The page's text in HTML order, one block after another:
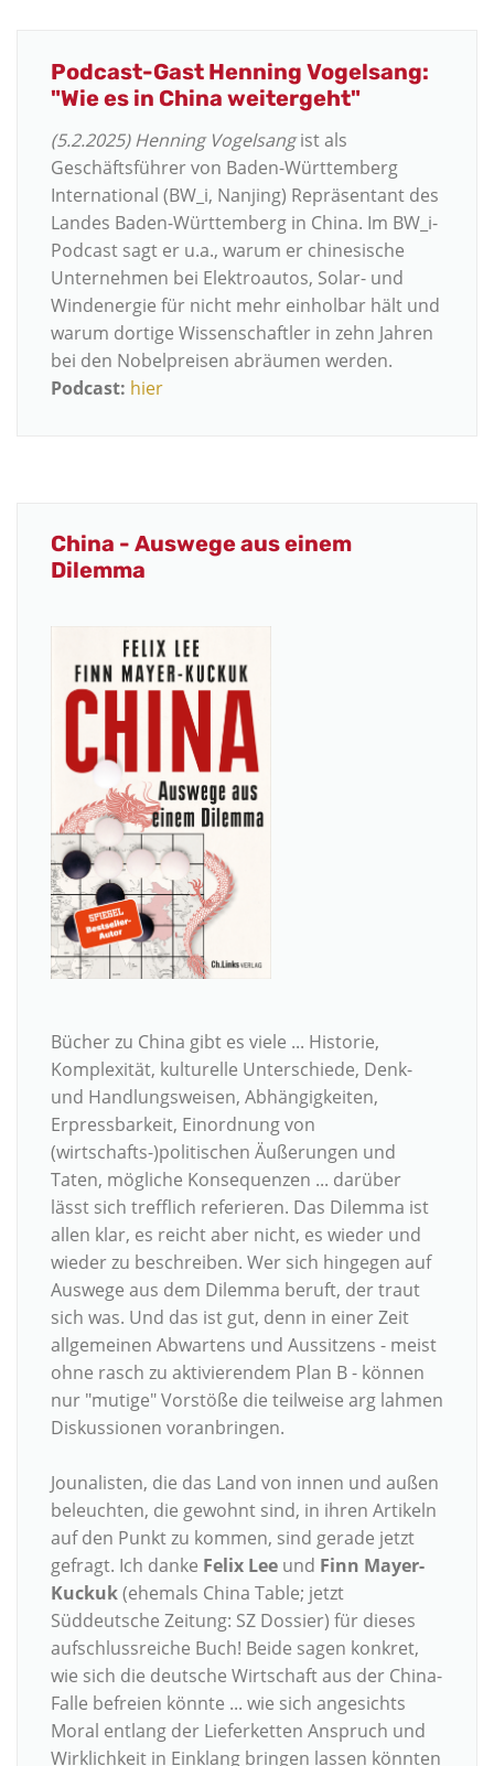
Podcast-Gast Henning Vogelsang:
"Wie es in China weitergeht"
(5.2.2025) Henning Vogelsangist als
Geschäftsführer von Baden-Württemberg
International (BW_i, Nanjing) Repräsentant des
Landes Baden-Württemberg in China. Im BW_i-
Podcast sagt er u.a., warum er chinesische
Unternehmen bei Elektroautos, Solar- und
Windenergie für nicht mehr einholbar hält und
warum dortige Wissenschaftler in zehn Jahren
bei den Nobelpreisen abräumen werden.
Podcast: hier
China - Auswege aus einem
Dilemma
Bücher zu China gibt es viele ... Historie,
Komplexität, kulturelle Unterschiede, Denk-
und Handlungsweisen, Abhängigkeiten,
Erpressbarkeit, Einordnung von
(wirtschafts-)politischen Äußerungen und
Taten, mögliche Konsequenzen ... darüber
lässt sich trefflich referieren. Das Dilemma ist
allen klar, es reicht aber nicht, es wieder und
wieder zu beschreiben. Wer sich hingegen auf
Auswege aus dem Dilemma beruft, der traut
sich was. Und das ist gut, denn in einer Zeit
allgemeinen Abwartens und Aussitzens - meist
ohne rasch zu aktivierendem Plan B - können
nur "mutige" Vorstöße die teilweise arg lahmen
Diskussionen voranbringen.
Jounalisten, die das Land von innen und außen
beleuchten, die gewohnt sind, in ihren Artikeln
auf den Punkt zu kommen, sind gerade jetzt
gefragt. Ich danke Felix Lee und Finn Mayer-
Kuckuk(ehemals China Table; jetzt
Süddeutsche Zeitung: SZ Dossier) für dieses
aufschlussreiche Buch! Beide sagen konkret,
wie sich die deutsche Wirtschaft aus der China-
Falle befreien könnte ... wie sich angesichts
Moral entlang der Lieferketten Anspruch und
Wirklichkeit in Einklang bringen lassen könnten